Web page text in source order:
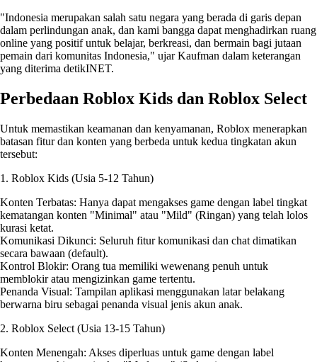
"Indonesia merupakan salah satu negara yang berada di garis depan
dalam perlindungan anak, dan kami bangga dapat menghadirkan ruang
online yang positif untuk belajar, berkreasi, dan bermain bagi jutaan
pemain dari komunitas Indonesia," ujar Kaufman dalam keterangan
yang diterima detikINET.
Perbedaan Roblox Kids dan Roblox Select
Untuk memastikan keamanan dan kenyamanan, Roblox menerapkan
batasan fitur dan konten yang berbeda untuk kedua tingkatan akun
tersebut:
1. Roblox Kids (Usia 5-12 Tahun)
Konten Terbatas: Hanya dapat mengakses game dengan label tingkat
kematangan konten "Minimal" atau "Mild" (Ringan) yang telah lolos
kurasi ketat.
Komunikasi Dikunci: Seluruh fitur komunikasi dan chat dimatikan
secara bawaan (default).
Kontrol Blokir: Orang tua memiliki wewenang penuh untuk
memblokir atau mengizinkan game tertentu.
Penanda Visual: Tampilan aplikasi menggunakan latar belakang
berwarna biru sebagai penanda visual jenis akun anak.
2. Roblox Select (Usia 13-15 Tahun)
Konten Menengah: Akses diperluas untuk game dengan label